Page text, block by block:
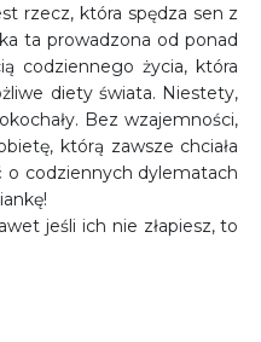
rzecz, która spędza sen z
ta prowadzona od ponad
codziennego życia, która
diety świata. Niestety,
Bez wzajemności,
którą zawsze chciała
o codziennych dylematach
jeśli ich nie złapiesz, to